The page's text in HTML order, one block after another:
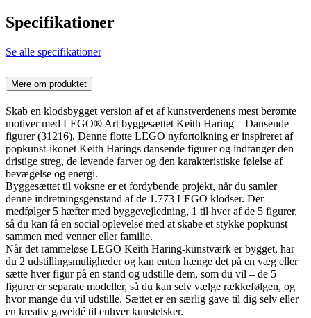
Specifikationer
Se alle specifikationer
Mere om produktet
Skab en klodsbygget version af et af kunstverdenens mest berømte
motiver med LEGO® Art byggesættet Keith Haring – Dansende
figurer (31216). Denne flotte LEGO nyfortolkning er inspireret af
popkunst-ikonet Keith Harings dansende figurer og indfanger den
dristige streg, de levende farver og den karakteristiske følelse af
bevægelse og energi.
Byggesættet til voksne er et fordybende projekt, når du samler
denne indretningsgenstand af de 1.773 LEGO klodser. Der
medfølger 5 hæfter med byggevejledning, 1 til hver af de 5 figurer,
så du kan få en social oplevelse med at skabe et stykke popkunst
sammen med venner eller familie.
Når det rammeløse LEGO Keith Haring-kunstværk er bygget, har
du 2 udstillingsmuligheder og kan enten hænge det på en væg eller
sætte hver figur på en stand og udstille dem, som du vil – de 5
figurer er separate modeller, så du kan selv vælge rækkefølgen, og
hvor mange du vil udstille. Sættet er en særlig gave til dig selv eller
en kreativ gaveidé til enhver kunstelsker.